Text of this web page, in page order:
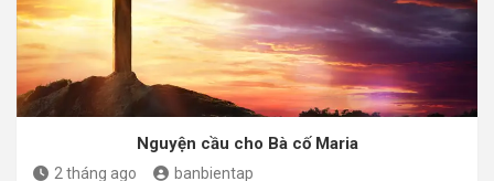
Nguyện cầu cho Bà cố Maria
2 tháng ago banbientap